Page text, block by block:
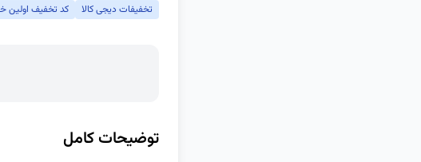
تخفیفات دیجی کالا کد تخفیف اولین
توضیحات کامل